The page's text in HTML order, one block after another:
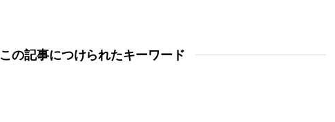
この記事につけられたキーワード